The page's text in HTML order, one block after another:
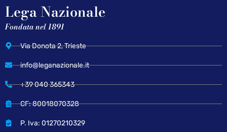
Lega Nazionale
Fondata nel 1891
Via Donota 2, Trieste
info@leganazionale.it
+39 040 365343
CF: 80018070328
P. Iva: 01270210329